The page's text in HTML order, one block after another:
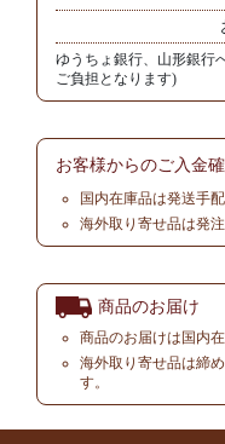
ゆうちょ銀行、山形銀行
ご負担となります)
お客様からのご入金
国内在庫品は発送手配
海外取り寄せ品は発
商品のお届け
商品のお届けは国内
海外取り寄せ品は締
す。